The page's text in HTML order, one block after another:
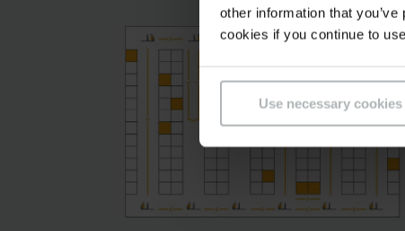
other information that
cookies if you continue to
Use necessary